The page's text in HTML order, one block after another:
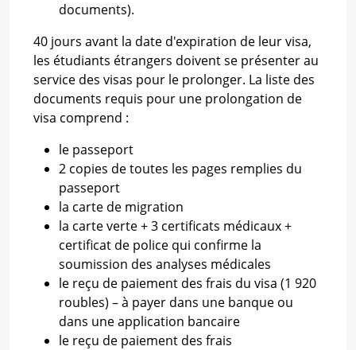
documents).
40 jours avant la date d'expiration de leur visa,
les étudiants étrangers doivent se présenter au
service des visas pour le prolonger. La liste des
documents requis pour une prolongation de
visa comprend :
le passeport
2 copies de toutes les pages remplies du
passeport
la carte de migration
la carte verte + 3 certificats médicaux +
certificat de police qui confirme la
soumission des analyses médicales
le reçu de paiement des frais du visa (1 920
roubles) – à payer dans une banque ou
dans une application bancaire
le reçu de paiement des frais